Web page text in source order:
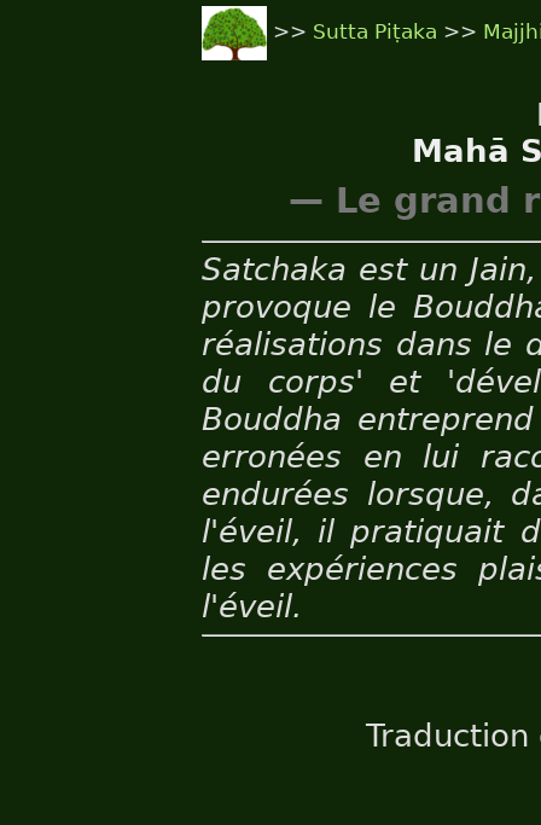
>> Sutta Piṭaka >>
Mahā
— Le grand
Satchaka est un
provoque le
réalisations dans le
du corps' et
Bouddha
erronées en lui
endurées lorsque,
l'éveil, il pratiquait
les expériences
l'éveil.
Traduction